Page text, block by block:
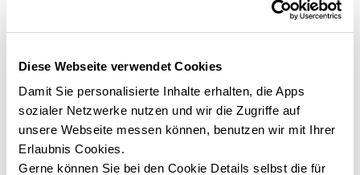
Diese Webseite verwendet Cookies
Damit Sie personalisierte Inhalte erhalten, die Apps
sozialer Netzwerke nutzen und wir die Zugriffe auf
unsere Webseite messen können, benutzen wir mit Ihrer
Erlaubnis Cookies.
Gerne können Sie bei den Cookie Details selbst die für